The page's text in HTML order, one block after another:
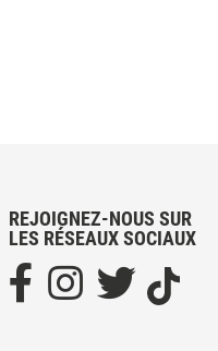
REJOIGNEZ-NOUS SUR
LES RÉSEAUX SOCIAUX